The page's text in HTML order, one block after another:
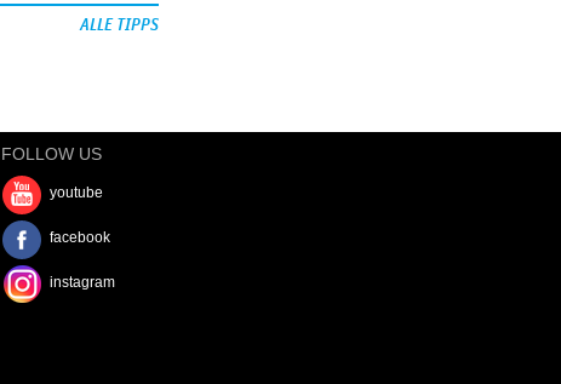
ALLE TIPPS
FOLLOW US
youtube
facebook
instagram